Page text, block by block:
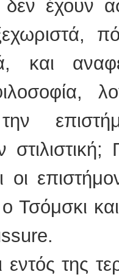
έχουν
και
την
Τσόμσκι
της